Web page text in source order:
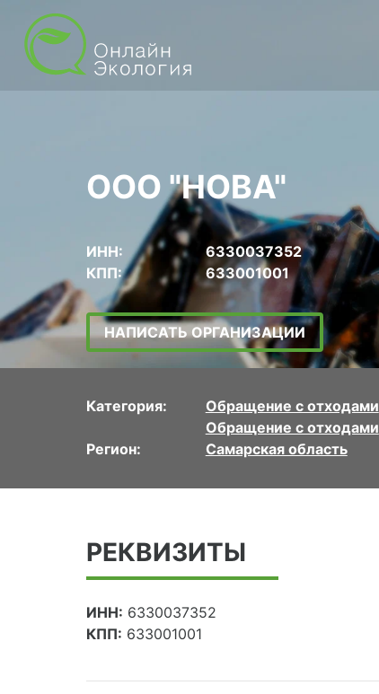
ООО "НОВА"
ИНН:
6330037352
КПП:
633001001
НАПИСАТЬ ОРГАНИЗАЦИИ
Категория: Обращение с отходами
Обращение с отходами
Регион:
Самарская область
РЕКВИЗИТЫ
ИНН: 6330037352
КПП: 633001001